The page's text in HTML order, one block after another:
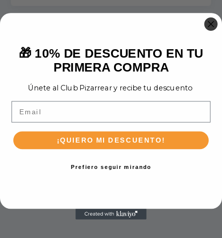
🎁 10% DE DESCUENTO EN TU
PRIMERA COMPRA
Únete al Club Pizarrear y recibe tu descuento
Email
¡QUIERO MI DESCUENTO!
Prefiero seguir mirando